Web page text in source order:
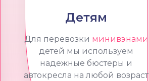
Детям
Для перевозки минивэнами
детей мы используем
надежные бюстеры и
автокресла на любой возраст